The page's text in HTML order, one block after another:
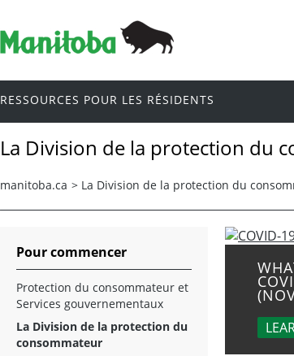
RESSOURCES POUR LES RÉSIDENTS
La Division de la protection du
manitoba.ca > La Division de la protection du
Pour commencer
Protection du consommateur et
Services gouvernementaux
La Division de la protection du
consommateur